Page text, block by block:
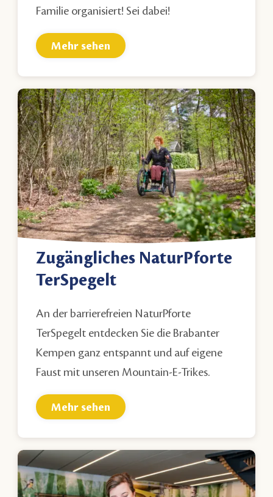
Familie organisiert! Sei dabei!
Mehr sehen
Zugängliches NaturPforte
TerSpegelt
An der barrierefreien NaturPforte
TerSpegelt entdecken Sie die Brabanter
Kempen ganz entspannt und auf eigene
Faust mit unseren Mountain-E-Trikes.
Mehr sehen